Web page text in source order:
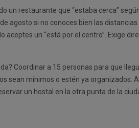
un restaurante que “estaba cerca”
agosto si no conoces bien las
un “está por el centro”. Exige
Coordinar a 15 personas para que
sean mínimos o estén ya organizados.
un hostal en la otra punta de la